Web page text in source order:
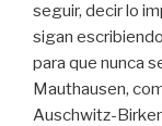
seguir, decir lo
sigan
para que nunca
Mauthausen,
Auschwitz-